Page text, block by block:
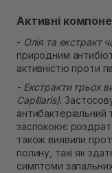
Активні
- Олія та екстракт
природним
активністю проти
- Екстракти трьох
Capillaris).
антибактеріальний
заспокоює
також виявили
полину, такі як
симптоми